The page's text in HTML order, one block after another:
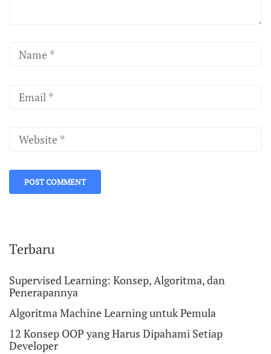
Terbaru
Supervised Learning: Konsep, Algoritma, dan
Penerapannya
Algoritma Machine Learning untuk Pemula
12 Konsep OOP yang Harus Dipahami Setiap
Developer